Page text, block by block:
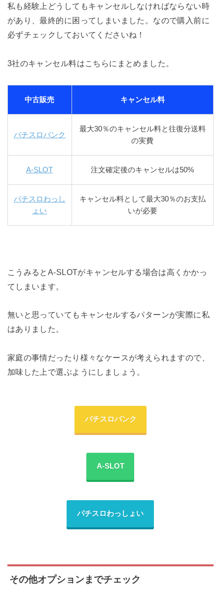
私も経験上どうしてもキャンセルしなければならない時
があり、最終的に困ってしまいました。なので購入前に
必ずチェックしておいてくださいね！
3社のキャンセル料はこちらにまとめました。
中古販売 キャンセル料
パチスロバンク
最大30％のキャンセル料と往復分送料
の実費
A-SLOT 注文確定後のキャンセルは50%
パチスロわっし
ょい
キャンセル料として最大30％のお支払
いが必要
こうみるとA-SLOTがキャンセルする場合は高くかかっ
てしまいます。
無いと思っていてもキャンセルするパターンが実際に私
はありました。
家庭の事情だったり様々なケースが考えられますので、
加味した上で選ぶようにしましょう。
パチスロバンク
A-SLOT
パチスロわっしょい
その他オプションまでチェック